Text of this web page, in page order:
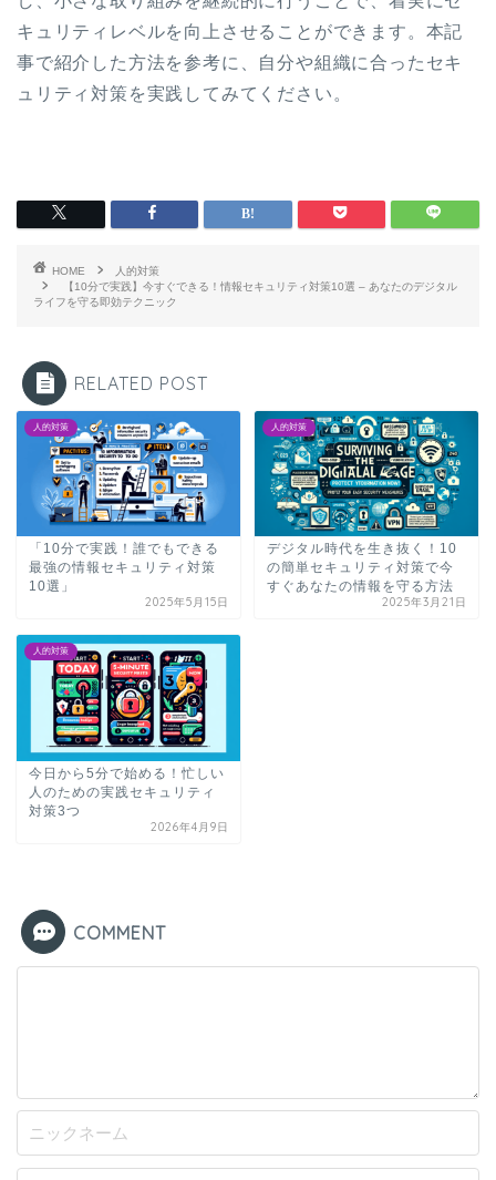
キュリティレベルを向上させることができます。本記
事で紹介した方法を参考に、自分や組織に合ったセキ
ュリティ対策を実践してみてください。
HOME
人的対策
【10分で実践】今すぐできる！情報セキュリティ対策10選 – あなたのデジタル
ライフを守る即効テクニック
RELATED POST
人的対策
「10分で実践！誰でもできる
最強の情報セキュリティ対策
10選」
2025年5月15日
人的対策
デジタル時代を生き抜く！10
の簡単セキュリティ対策で今
すぐあなたの情報を守る方法
2025年3月21日
人的対策
今日から5分で始める！忙しい
人のための実践セキュリティ
対策3つ
2026年4月9日
COMMENT